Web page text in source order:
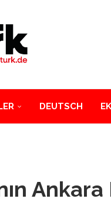
DEUTSCH